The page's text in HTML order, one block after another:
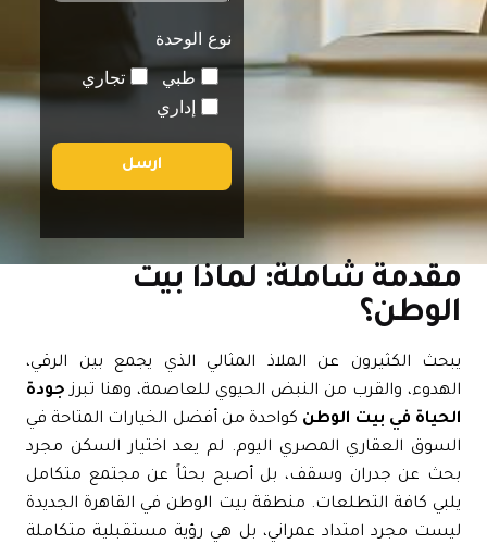
نوع الوحدة
تجاري
طبي
إداري
ارسل
شاملة: لماذا بيت
الكثيرون عن الملاذ المثالي الذي يجمع بين الرقي،
والقرب من النبض الحيوي للعاصمة، وهنا تبرز جودة
في بيت الوطنكواحدة من أفضل الخيارات المتاحة في
العقاري المصري اليوم. لم يعد اختيار السكن مجرد
عن جدران وسقف، بل أصبح بحثاً عن مجتمع متكامل
كافة التطلعات.منطقة بيت الوطنفيالقاهرة الجديدة
مجرد امتداد عمراني، بل هي رؤية مستقبلية متكاملة